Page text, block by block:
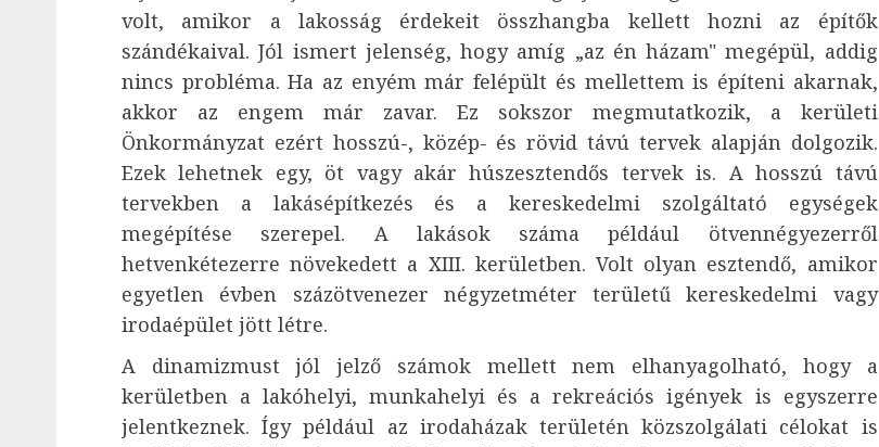
volt, amikor a lakosság érdekeit összhangba kellett hozni az építők
szándékaival. Jól ismert jelenség, hogy amíg „az én házam" megépül, addig
nincs probléma. Ha az enyém már felépült és mellettem is építeni akarnak,
akkor az engem már zavar. Ez sokszor megmutatkozik, a kerületi
Önkormányzat ezért hosszú-, közép- és rövid távú tervek alapján dolgozik.
Ezek lehetnek egy, öt vagy akár húszesztendős tervek is. A hosszú távú
tervekben a lakásépítkezés és a kereskedelmi szolgáltató egységek
megépítése szerepel. A lakások száma például ötvennégyezerről
hetvenkétezerre növekedett a XIII. kerületben. Volt olyan esztendő, amikor
egyetlen évben százötvenezer négyzetméter területű kereskedelmi vagy
irodaépület jött létre.
A dinamizmust jól jelző számok mellett nem elhanyagolható, hogy a
kerületben a lakóhelyi, munkahelyi és a rekreációs igények is egyszerre
jelentkeznek. Így például az irodaházak területén közszolgálati célokat is